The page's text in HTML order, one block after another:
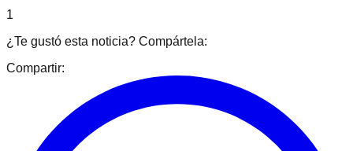
1
¿Te gustó esta noticia? Compártela:
Compartir: